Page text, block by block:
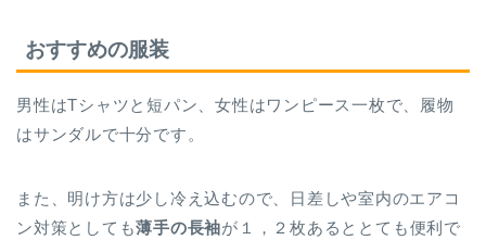
おすすめの服装
男性はTシャツと短パン、女性はワンピース一枚で、履物
はサンダルで十分です。
また、明け方は少し冷え込むので、日差しや室内のエアコ
ン対策としても薄手の長袖が１，２枚あるととても便利で